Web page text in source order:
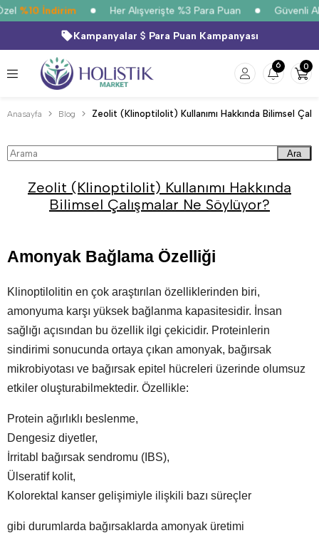
%10 İndirim Her Alışverişte %3 Para Puan Güvenli
Kampanyalar Para Puan Kampanyası
6 0
Anasayfa Blog
Ara
Zeolit (Klinoptilolit) Kullanımı Hakkında
Bilimsel Çalışmalar Ne Söylüyor?
Amonyak Bağlama Özelliği
Klinoptilolitin en çok araştırılan özelliklerinden biri,
amonyuma karşı yüksek bağlanma kapasitesidir. İnsan
sağlığı açısından bu özellik ilgi çekicidir. Proteinlerin
sindirimi sonucunda ortaya çıkan amonyak, bağırsak
mikrobiyotası ve bağırsak epitel hücreleri üzerinde olumsuz
etkiler oluşturabilmektedir. Özellikle:
Protein ağırlıklı beslenme,
Dengesiz diyetler,
İrritabl bağırsak sendromu (IBS),
Ülseratif kolit,
Kolorektal kanser gelişimiyle ilişkili bazı süreçler
gibi durumlarda bağırsaklarda amonyak üretimi